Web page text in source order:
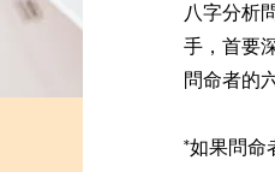
八字分析
手，首要
問命者的
*如果問命